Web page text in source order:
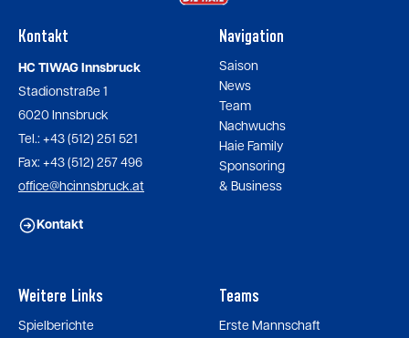
Kontakt
HC TIWAG Innsbruck
Stadionstraße 1
6020 Innsbruck
Tel.: +43 (512) 251 521
Fax: +43 (512) 257 496
office@hcinnsbruck.at
Kontakt
Navigation
Saison
News
Team
Nachwuchs
Haie Family
Sponsoring
& Business
Weitere Links
Spielberichte
Teams
Erste Mannschaft